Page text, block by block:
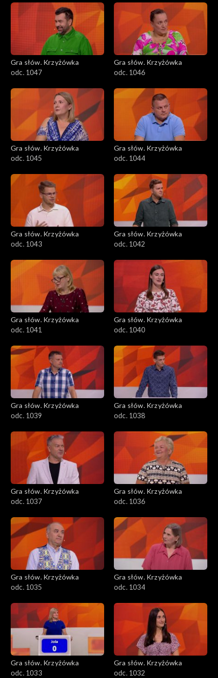
Gra słów. Krzyżówka
odc. 1047
Gra słów. Krzyżówka
odc. 1046
Gra słów. Krzyżówka
odc. 1045
Gra słów. Krzyżówka
odc. 1044
Gra słów. Krzyżówka
odc. 1043
Gra słów. Krzyżówka
odc. 1042
Gra słów. Krzyżówka
odc. 1041
Gra słów. Krzyżówka
odc. 1040
Gra słów. Krzyżówka
odc. 1039
Gra słów. Krzyżówka
odc. 1038
Gra słów. Krzyżówka
odc. 1037
Gra słów. Krzyżówka
odc. 1036
Gra słów. Krzyżówka
odc. 1035
Gra słów. Krzyżówka
odc. 1034
Gra słów. Krzyżówka
odc. 1033
Gra słów. Krzyżówka
odc. 1032